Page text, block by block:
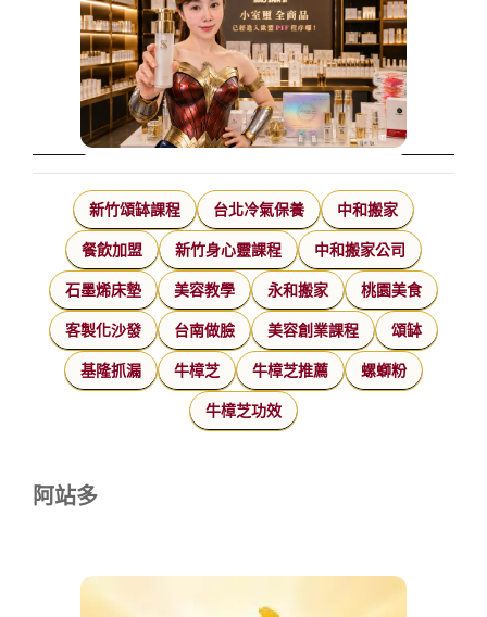
新竹頌缽課程 台北冷氣保養 中和搬家
餐飲加盟 新竹身心靈課程 中和搬家公司
石墨烯床墊 美容教學 永和搬家 桃園美食
客製化沙發 台南做臉 美容創業課程 頌缽
基隆抓漏 牛樟芝 牛樟芝推薦 螺螄粉
牛樟芝功效
阿站多